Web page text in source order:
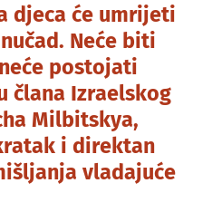
djeca će umrijeti
Neće biti
postojati
člana Izraelskog
Milbitskya,
i direktan
vladajuće